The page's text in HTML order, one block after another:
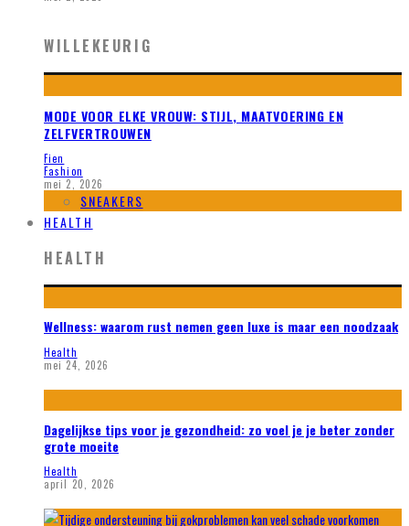
WILLEKEURIG
MODE VOOR ELKE VROUW: STIJL, MAATVOERING EN
ZELFVERTROUWEN
Fien
Fashion
mei 2, 2026
SNEAKERS
HEALTH
HEALTH
Wellness: waarom rust nemen geen luxe is maar een noodzaak
Health
mei 24, 2026
Dagelijkse tips voor je gezondheid: zo voel je je beter zonder
grote moeite
Health
april 20, 2026